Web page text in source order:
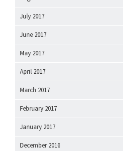
July 2017
June 2017
May 2017
April 2017
March 2017
February 2017
January 2017
December 2016